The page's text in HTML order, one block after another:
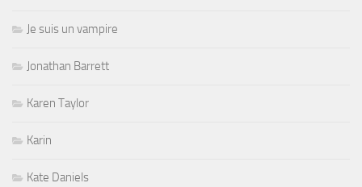
Je suis un vampire
Jonathan Barrett
Karen Taylor
Karin
Kate Daniels